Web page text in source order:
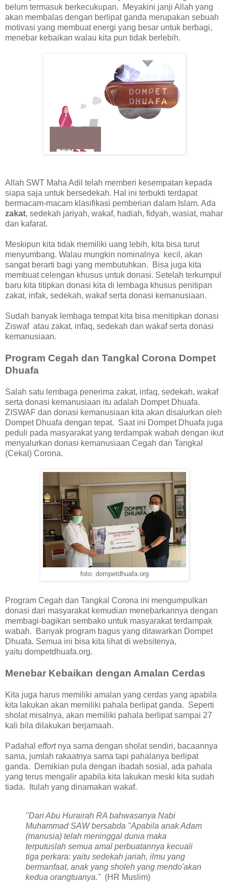
belum termasuk berkecukupan. Meyakini janji Allah yang
akan membalas dengan berlipat ganda merupakan sebuah
motivasi yang membuat energi yang besar untuk berbagi,
menebar kebaikan walau kita pun tidak berlebih.
Allah SWT Maha Adil telah memberi kesempatan kepada
siapa saja untuk bersedekah. Hal ini terbukti terdapat
bermacam-macam klasifikasi pemberian dalam Islam. Ada
zakat, sedekah jariyah, wakaf, hadiah, fidyah, wasiat, mahar
dan kafarat.
Meskipun kita tidak memiliki uang lebih, kita bisa turut
menyumbang. Walau mungkin nominalnya kecil, akan
sangat berarti bagi yang membutuhkan. Bisa juga kita
membuat celengan khusus untuk donasi. Setelah terkumpul
baru kita titipkan donasi kita di lembaga khusus penitipan
zakat, infak, sedekah, wakaf serta donasi kemanusiaan.
Sudah banyak lembaga tempat kita bisa menitipkan donasi
Ziswaf atau zakat, infaq, sedekah dan wakaf serta donasi
kemanusiaan.
Program Cegah dan Tangkal Corona Dompet
Dhuafa
Salah satu lembaga penerima zakat, infaq, sedekah, wakaf
serta donasi kemanusiaan itu adalah Dompet Dhuafa.
ZISWAF dan donasi kemanusiaan kita akan disalurkan oleh
Dompet Dhuafa dengan tepat. Saat ini Dompet Dhuafa juga
peduli pada masyarakat yang terdampak wabah dengan ikut
menyalurkan donasi kemanusiaan Cegah dan Tangkal
(Cekal) Corona.
foto: dompetdhuafa.org
Program Cegah dan Tangkal Corona ini mengumpulkan
donasi dari masyarakat kemudian menebarkannya dengan
membagi-bagikan sembako untuk masyarakat terdampak
wabah. Banyak program bagus yang ditawarkan Dompet
Dhuafa. Semua ini bisa kita lihat di websitenya,
yaitu dompetdhuafa.org.
Menebar Kebaikan dengan Amalan Cerdas
Kita juga harus memiliki amalan yang cerdas yang apabila
kita lakukan akan memiliki pahala berlipat ganda. Seperti
sholat misalnya, akan memiliki pahala berlipat sampai 27
kali bila dilakukan berjamaah.
Padahal effort nya sama dengan sholat sendiri, bacaannya
sama, jumlah rakaatnya sama tapi pahalanya berlipat
ganda. Demikian pula dengan ibadah sosial, ada pahala
yang terus mengalir apabila kita lakukan meski kita sudah
tiada. Itulah yang dinamakan wakaf.
"Dari Abu Hurairah RA bahwasanya Nabi
Muhammad SAW bersabda "Apabila anak Adam
(manusia) telah meninggal dunia maka
terputuslah semua amal perbuatannya kecuali
tiga perkara: yaitu sedekah jariah, ilmu yang
bermanfaat, anak yang sholeh yang mendo'akan
kedua orangtuanya." (HR Muslim)